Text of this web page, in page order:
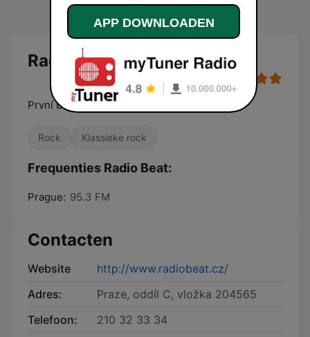
Radio Beat
První bigbít u nás
Rock Klassieke rock
Frequenties Radio Beat:
Prague: 95.3 FM
Contacten
Website
http://www.radiobeat.cz/
Adres:
Praze, oddíl C, vložka 204565
Telefoon:
210 32 33 34
APP DOWNLOADEN